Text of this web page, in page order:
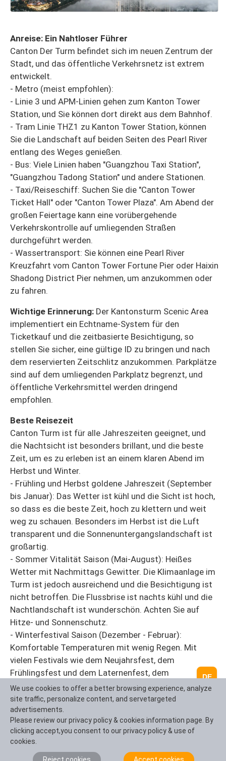
Anreise: Ein Nahtloser Führer
Canton Der Turm befindet sich im neuen Zentrum der
Stadt, und das öffentliche Verkehrsnetz ist extrem
entwickelt.
- Metro (meist empfohlen):
- Linie 3 und APM-Linien gehen zum Kanton Tower
Station, und Sie können dort direkt aus dem Bahnhof.
- Tram Linie THZ1 zu Kanton Tower Station, können
Sie die Landschaft auf beiden Seiten des Pearl River
entlang des Weges genießen.
- Bus: Viele Linien haben "Guangzhou Taxi Station",
"Guangzhou Tadong Station" und andere Stationen.
- Taxi/Reiseschiff: Suchen Sie die "Canton Tower
Ticket Hall" oder "Canton Tower Plaza". Am Abend der
großen Feiertage kann eine vorübergehende
Verkehrskontrolle auf umliegenden Straßen
durchgeführt werden.
- Wassertransport: Sie können eine Pearl River
Kreuzfahrt vom Canton Tower Fortune Pier oder Haixin
Shadong District Pier nehmen, um anzukommen oder
zu fahren.
Wichtige Erinnerung: Der Kantonsturm Scenic Area
implementiert ein Echtname-System für den
Ticketkauf und die zeitbasierte Besichtigung, so
stellen Sie sicher, eine gültige ID zu bringen und nach
dem reservierten Zeitschlitz anzukommen. Parkplätze
sind auf dem umliegenden Parkplatz begrenzt, und
öffentliche Verkehrsmittel werden dringend
empfohlen.
Beste Reisezeit
Canton Turm ist für alle Jahreszeiten geeignet, und
die Nachtsicht ist besonders brillant, und die beste
Zeit, um es zu erleben ist an einem klaren Abend im
Herbst und Winter.
- Frühling und Herbst goldene Jahreszeit (September
bis Januar): Das Wetter ist kühl und die Sicht ist hoch,
so dass es die beste Zeit, hoch zu klettern und weit
weg zu schauen. Besonders im Herbst ist die Luft
transparent und die Sonnenuntergangslandschaft ist
großartig.
- Sommer Vitalität Saison (Mai-August): Heißes
Wetter mit Nachmittags Gewitter. Die Klimaanlage im
Turm ist jedoch ausreichend und die Besichtigung ist
nicht betroffen. Die Flussbrise ist nachts kühl und die
Nachtlandschaft ist wunderschön. Achten Sie auf
Hitze- und Sonnenschutz.
- Winterfestival Saison (Dezember - Februar):
Komfortable Temperaturen mit wenig Regen. Mit
vielen Festivals wie dem Neujahrsfest, dem
Frühlingsfest und dem Laternenfest, dem
Kantonsturm und seiner Umgebung sind oft reiche
Festivals und Lichtdekorationen mit einer starken
festlichen Atmosphäre.
Unterkunftsmöglichkeiten
- Pearl River New Town/Huacheng Square Bereich
(letzte Aussicht und Bequemlichkeit):
DE
We use cookies to offer a better browsing experience, analyze
site traffic, personalize content, and servetargeted
advertisements.
Please review our privacy policy & cookies information page. By
clicking accept,you consent to our privacy policy & use of
cookies.